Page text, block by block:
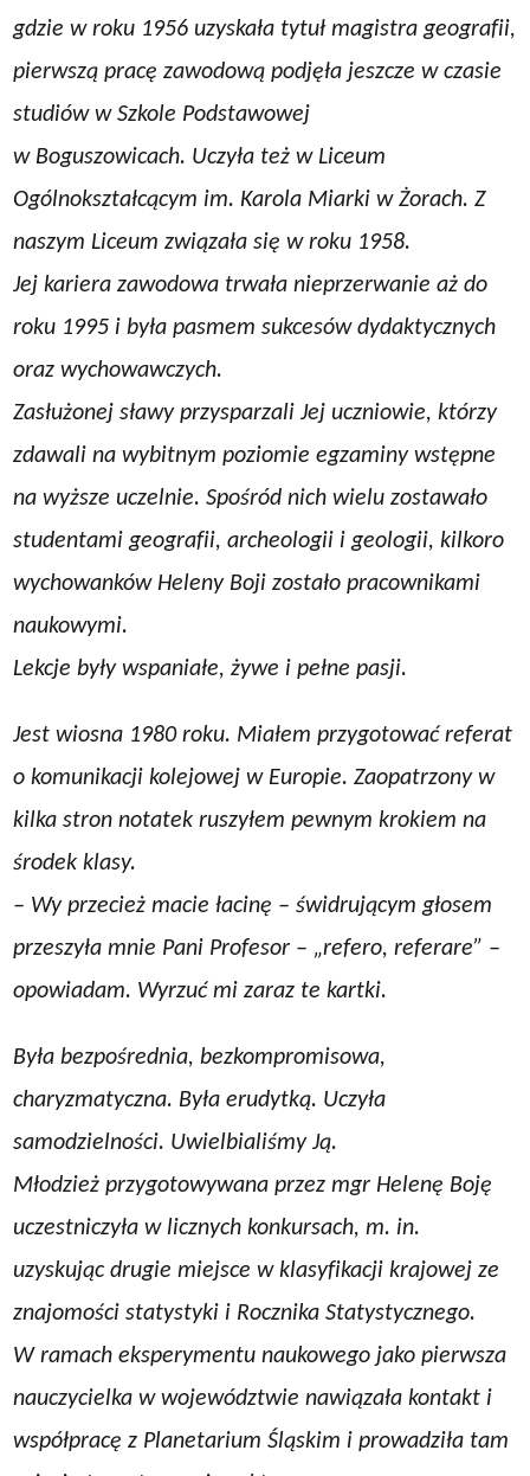
gdzie w roku 1956 uzyskała tytuł magistra geografii,
pierwszą pracę zawodową podjęła jeszcze w czasie
studiów w Szkole Podstawowej
w Boguszowicach. Uczyła też w Liceum
Ogólnokształcącym im. Karola Miarki w Żorach. Z
naszym Liceum związała się w roku 1958.
Jej kariera zawodowa trwała nieprzerwanie aż do
roku 1995 i była pasmem sukcesów dydaktycznych
oraz wychowawczych.
Zasłużonej sławy przysparzali Jej uczniowie, którzy
zdawali na wybitnym poziomie egzaminy wstępne
na wyższe uczelnie. Spośród nich wielu zostawało
studentami geografii, archeologii i geologii, kilkoro
wychowanków Heleny Boji zostało pracownikami
naukowymi.
Lekcje były wspaniałe, żywe i pełne pasji.
Jest wiosna 1980 roku. Miałem przygotować referat
o komunikacji kolejowej w Europie. Zaopatrzony w
kilka stron notatek ruszyłem pewnym krokiem na
środek klasy.
– Wy przecież macie łacinę – świdrującym głosem
przeszyła mnie Pani Profesor – „refero, referare” –
opowiadam. Wyrzuć mi zaraz te kartki.
Była bezpośrednia, bezkompromisowa,
charyzmatyczna. Była erudytką. Uczyła
samodzielności. Uwielbialiśmy Ją.
Młodzież przygotowywana przez mgr Helenę Boję
uczestniczyła w licznych konkursach, m. in.
uzyskując drugie miejsce w klasyfikacji krajowej ze
znajomości statystyki i Rocznika Statystycznego.
W ramach eksperymentu naukowego jako pierwsza
nauczycielka w województwie nawiązała kontakt i
współpracę z Planetarium Śląskim i prowadziła tam